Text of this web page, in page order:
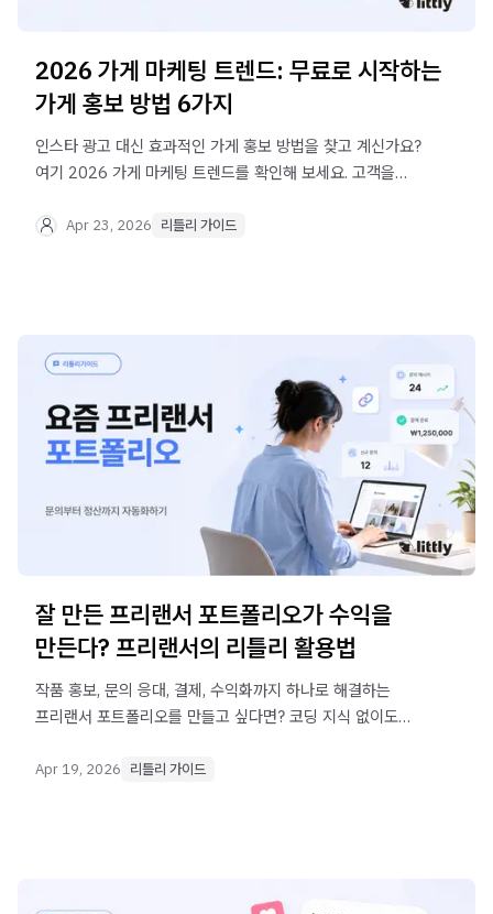
2026 가게 마케팅 트렌드: 무료로 시작하는
가게 홍보 방법 6가지
인스타 광고 대신 효과적인 가게 홍보 방법을 찾고 계신가요?
여기 2026 가게 마케팅 트렌드를 확인해 보세요. 고객을
Apr 23, 2026 리틀리 가이드
잘 만든 프리랜서 포트폴리오가 수익을
만든다? 프리랜서의 리틀리 활용법
작품 홍보, 문의 응대, 결제, 수익화까지 하나로 해결하는
프리랜서 포트폴리오를 만들고 싶다면? 코딩 지식 없이도
알려드립니다.
Apr 19, 2026 리틀리 가이드